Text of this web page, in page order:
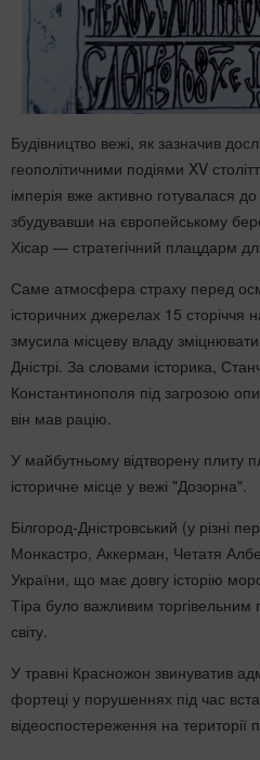
Будівництво вежі, як зазначив
геополітичними подіями XV
імперія вже активно готувалася
збудувавши на європейському
Хісар — стратегічний плацдарм
Саме атмосфера страху перед
історичних джерелах 15
змусила місцеву владу
Дністрі. За словами історика,
Константинополя під загрозою
він мав рацію.
У майбутньому відтворену плиту
історичне місце у вежі "Дозорна".
Білгород-Дністровський (у різні
Монкастро, Аккерман, Четатя
України, що має довгу історію
Тіра було важливим торгівельним
світу.
У травні Красножон звинуватив
фортеці у порушеннях під час
відеоспостереження на території